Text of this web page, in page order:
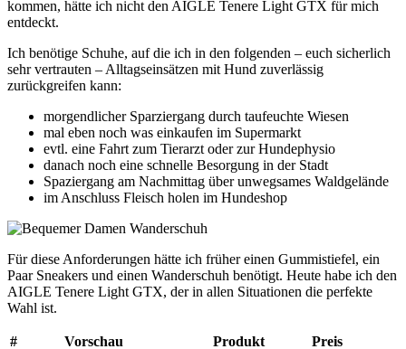
kommen, hätte ich nicht den AIGLE Tenere Light GTX für mich
entdeckt.
Ich benötige Schuhe, auf die ich in den folgenden – euch sicherlich
sehr vertrauten – Alltagseinsätzen mit Hund zuverlässig
zurückgreifen kann:
morgendlicher Sparziergang durch taufeuchte Wiesen
mal eben noch was einkaufen im Supermarkt
evtl. eine Fahrt zum Tierarzt oder zur Hundephysio
danach noch eine schnelle Besorgung in der Stadt
Spaziergang am Nachmittag über unwegsames Waldgelände
im Anschluss Fleisch holen im Hundeshop
Für diese Anforderungen hätte ich früher einen Gummistiefel, ein
Paar Sneakers und einen Wanderschuh benötigt. Heute habe ich den
AIGLE Tenere Light GTX, der in allen Situationen die perfekte
Wahl ist.
# Vorschau Produkt Preis